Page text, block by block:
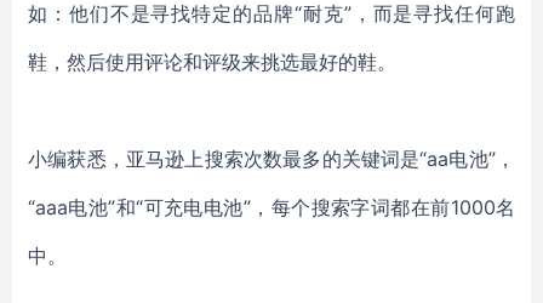
如：他们不是寻找特定的品牌“耐克”，而是寻找任何跑
鞋，然后使用评论和评级来挑选最好的鞋。
小编获悉，亚马逊上搜索次数最多的关键词是“aa电池”，
“aaa电池”和“可充电电池”，每个搜索字词都在前1000名
中。